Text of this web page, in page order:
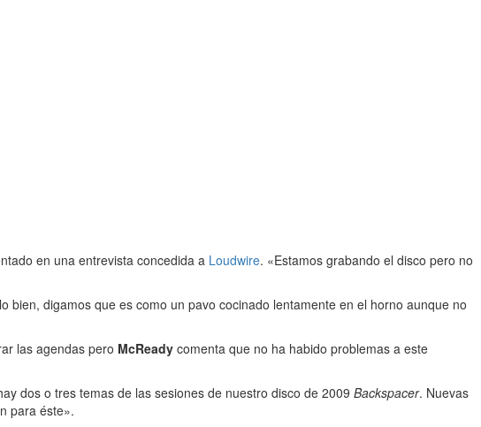
en una entrevista concedida a Loudwire. «Estamos grabando el disco pero no
digamos que es como un pavo cocinado lentamente en el horno aunque no
las agendas pero McReady comenta que no ha habido problemas a este
dos o tres temas de las sesiones de nuestro disco de 2009 Backspacer. Nuevas
para éste».